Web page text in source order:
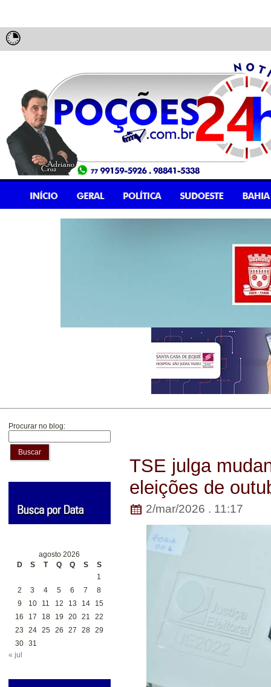
Procurar no blog:
Buscar
agosto 2026
D
S T Q Q S
S
1
2
3 4 5 6 7
8
9
10 11 12 13 14
15
16
17 18 19 20 21
22
23
24 25 26 27 28 29
30 31
« jul
TSE julga
eleições de
2/mar/2026 . 11:17